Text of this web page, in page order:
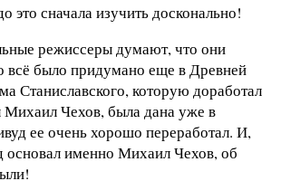
это сначала изучить досконально!
режиссеры думают, что они
всё было придумано еще в Древней
Станиславского, которую доработал
Чехов, была дана уже в
ее очень хорошо переработал. И,
основал именно Михаил Чехов, об